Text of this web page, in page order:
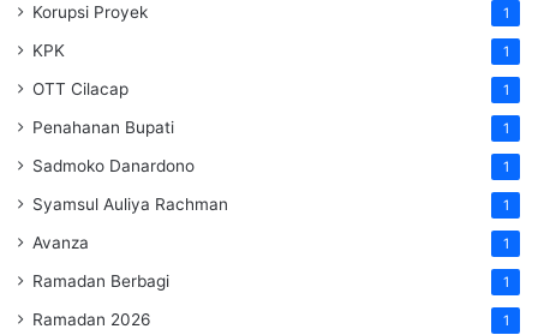
Korupsi Proyek 1
KPK 1
OTT Cilacap 1
Penahanan Bupati 1
Sadmoko Danardono 1
Syamsul Auliya Rachman 1
Avanza 1
Ramadan Berbagi 1
Ramadan 2026 1